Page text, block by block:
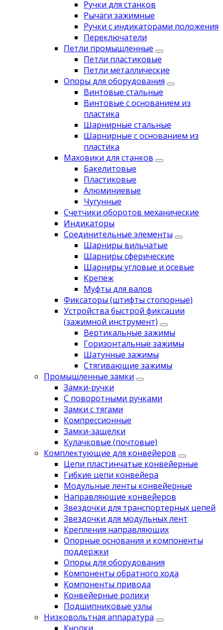
Ручки для станков
Рычаги зажимные
Ручки с индикаторами положения
Переключатели
Петли промышленные
Петли пластиковые
Петли металлические
Опоры для оборудования
Винтовые стальные
Винтовые с основанием из
пластика
Шарнирные стальные
Шарнирные с основанием из
пластика
Маховики для станков
Бакелитовые
Пластиковые
Алюминиевые
Чугунные
Счетчики оборотов механические
Индикаторы
Соединительные элементы
Шарниры вильчатые
Шарниры сферические
Шарниры угловые и осевые
Крепеж
Муфты для валов
Фиксаторы (штифты стопорные)
Устройства быстрой фиксации
(зажимной инструмент)
Вертикальные зажимы
Горизонтальные зажимы
Шатунные зажимы
Стягивающие зажимы
Промышленные замки
Замки-ручки
С поворотными ручками
Замки с тягами
Компрессионные
Замки-защелки
Кулачковые (почтовые)
Комплектующие для конвейеров
Цепи пластинчатые конвейерные
Гибкие цепи конвейера
Модульные ленты конвейерные
Направляющие конвейеров
Звездочки для транспортерных цепей
Звездочки для модульных лент
Крепления направляющих
Опорные основания и компоненты
поддержки
Опоры для оборудования
Компоненты обратного хода
Компоненты привода
Koнвейерныe pолики
Подшипниковые узлы
Низковольтная аппаратура